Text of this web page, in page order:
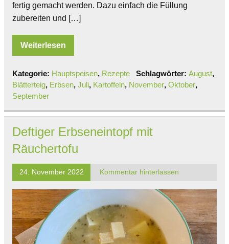
fertig gemacht werden. Dazu einfach die Füllung
zubereiten und […]
Weiterlesen
Kategorie: Hauptspeisen, Rezepte Schlagwörter: August,
Blätterteig, Erbsen, Juli, Kartoffeln, November, Oktober,
September
Deftiger Erbseneintopf mit
Räuchertofu
24. November 2022 Kommentar hinterlassen